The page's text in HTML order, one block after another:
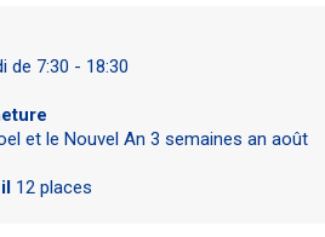
de 7:30 - 18:30
et le Nouvel An 3 semaines an août
12 places